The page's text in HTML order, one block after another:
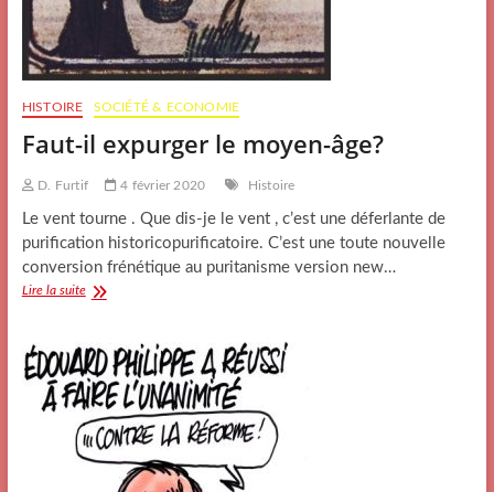
HISTOIRE SOCIÉTÉ & ECONOMIE
Faut-il expurger le moyen-âge?
D. Furtif 4 février 2020 Histoire
Le vent tourne . Que dis-je le vent , c’est une déferlante de
purification historicopurificatoire. C’est une toute nouvelle
conversion frénétique au puritanisme version new…
Lire la suiteFaut-
le
moyen-
âge?